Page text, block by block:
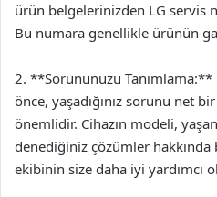
ürün belgelerinizden LG servis
Bu numara genellikle ürünün
2. **Sorununuzu Tanımlama:**
önce, yaşadığınız sorunu net
önemlidir. Cihazın modeli,
denediğiniz çözümler
ekibinin size daha iyi yardımcı